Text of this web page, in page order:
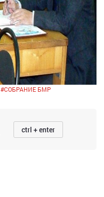
#СОБРАНИЕ БМР
ctrl + enter